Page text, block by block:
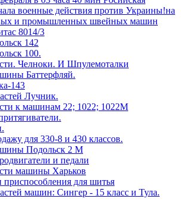
военные действия против Украины!на
и промышленных швейных машин
8014/3
142
100.
Челноки. И Шпулемоталки
Баттерфляй.
143
Лучник.
к машинам 22; 1022; 1022М
для 330-8 и 430 классов.
Подольск 2 М
и педали
машины Харьков
приспособления для шитья
машин: Сингер - 15 класс и Тула.